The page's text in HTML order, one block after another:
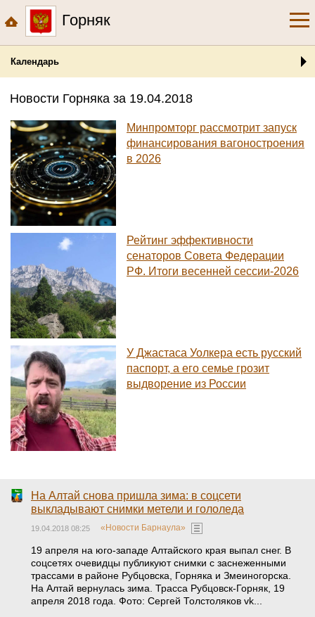
Горняк
Календарь
Новости Горняка за 19.04.2018
Минпромторг рассмотрит запуск
финансирования вагоностроения
в 2026
Рейтинг эффективности
сенаторов Совета Федерации
РФ. Итоги весенней сессии-2026
У Джастаса Уолкера есть русский
паспорт, а его семье грозит
выдворение из России
На Алтай снова пришла зима: в соцсети
выкладывают снимки метели и гололеда
19.04.2018 08:25 «Новости Барнаула»
19 апреля на юго-западе Алтайского края выпал снег. В
соцсетях очевидцы публикуют снимки с заснеженными
трассами в районе Рубцовска, Горняка и Змеиногорска.
На Алтай вернулась зима. Трасса Рубцовск-Горняк, 19
апреля 2018 года. Фото: Сергей Толстоляков vk...